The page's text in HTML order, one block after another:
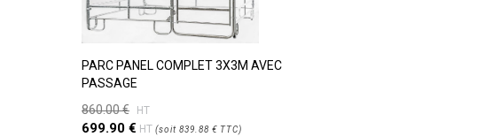
PARC PANEL COMPLET 3X3M AVEC
PASSAGE
860.00 €
HT
699.90 € HT (soit 839.88 € TTC)